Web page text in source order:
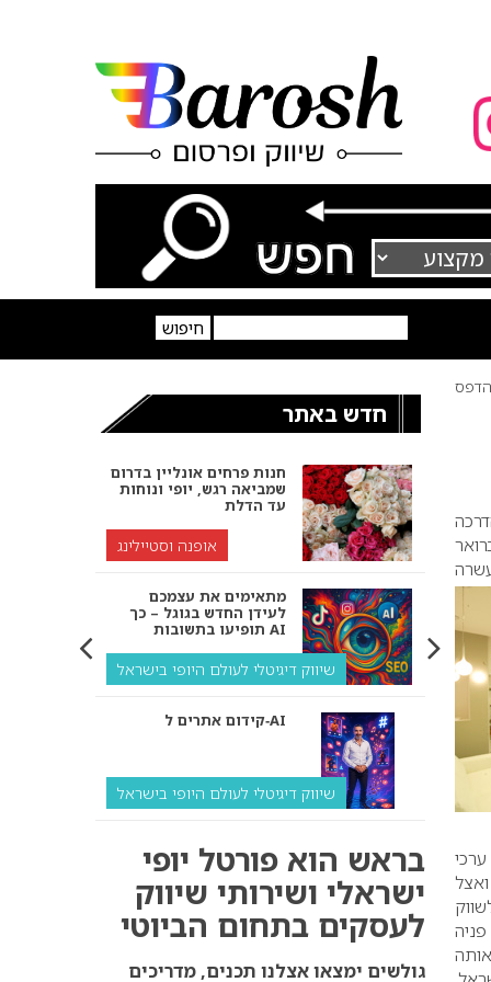
הדפס
פברואר
העשרה
פניה
חדש באתר
חנות פרחים אונליין בדרום
שמביאה רגש, יופי ונוחות
עד הדלת
אופנה וסטיילינג
מתאימים את עצמכם
לעידן החדש בגוגל – כך
תופיעו בתשובות AI
שיווק דיגיטלי לעולם היופי בישראל
קידום אתרים ל‑AI
שיווק דיגיטלי לעולם היופי בישראל
ולמה העסק שלך צריך
שיווק דיגיטלי לעסקים
קידום ל‑AI לעומת קידום
בראש הוא פורטל יופי
ישראלי ושירותי שיווק
לעסקים בתחום הביוטי
גולשים ימצאו אצלנו תכנים, מדריכים